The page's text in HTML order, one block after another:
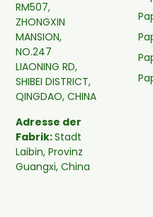
RM507,
ZHONGXIN
MANSION,
NO.247
LIAONING RD,
SHIBEI DISTRICT,
QINGDAO, CHINA
Adresse der
Fabrik:Stadt
Laibin, Provinz
Guangxi, China